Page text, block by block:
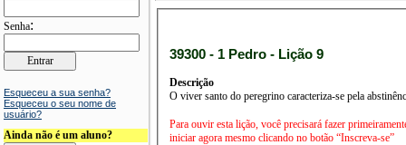
Senha:
Esqueceu a sua senha?
Esqueceu o seu nome de
usuário?
Ainda não é um aluno?
39300 - 1 Pedro - Lição 9
Descrição
O viver santo do peregrino caracteriza-se pela
Para ouvir esta lição, você precisará fazer
iniciar agora mesmo clicando no botão “Inscreva-se”